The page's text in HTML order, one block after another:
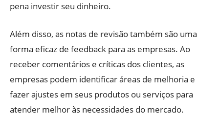
pena investir seu dinheiro.
Além disso, as notas de revisão também são uma
forma eficaz de feedback para as empresas. Ao
receber comentários e críticas dos clientes, as
empresas podem identificar áreas de melhoria e
fazer ajustes em seus produtos ou serviços para
atender melhor às necessidades do mercado.